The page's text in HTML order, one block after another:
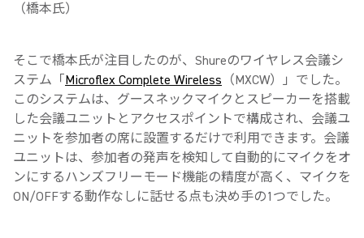
（橋本氏）
そこで橋本氏が注目したのが、Shureのワイヤレス会議シ
ステム「 Microflex Complete Wireless （MXCW）」でした。
このシステムは、グースネックマイクとスピーカーを搭載
した会議ユニットとアクセスポイントで構成され、会議ユ
ニットを参加者の席に設置するだけで利用できます。会議
ユニットは、参加者の発声を検知して自動的にマイクをオ
ンにするハンズフリーモード機能の精度が高く、マイクを
ON/OFFする動作なしに話せる点も決め手の1つでした。